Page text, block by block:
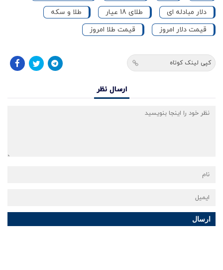
دلار مبادله ای
طلای 18 عیار
طلا و سکه
قیمت دلار امروز
قیمت طلا امروز
کپی لینک کوتاه
ارسال نظر
ارسال